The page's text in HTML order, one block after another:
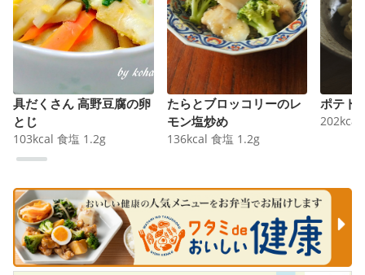
具だくさん 高野豆腐の卵
とじ
103kcal 食塩 1.2g
たらとブロッコリーのレ
モン塩炒め
136kcal 食塩 1.2g
ポテト
202kcal